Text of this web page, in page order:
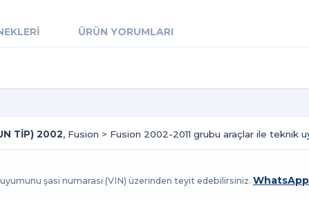
ÜRÜN YORUMLARI
TİP) 2002, Fusion > Fusion 2002-2011 grubu araçlar ile teknik
şasi numarası (VIN) üzerinden teyit edebilirsiniz. WhatsApp